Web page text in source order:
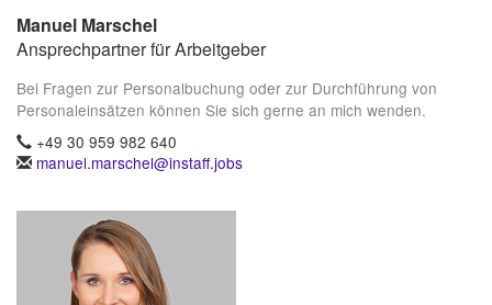
Manuel Marschel
Ansprechpartner für Arbeitgeber
Bei Fragen zur Personalbuchung oder zur Durchführung von
Personaleinsätzen können Sie sich gerne an mich wenden.
+49 30 959 982 640
manuel.marschel@instaff.jobs